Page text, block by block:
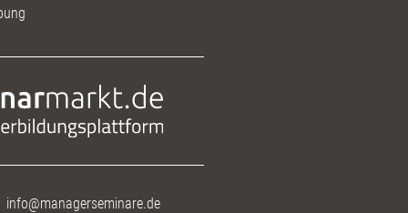
info@managerseminare.de